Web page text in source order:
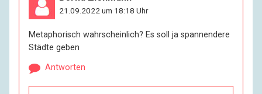
21.09.2022 um 18:18 Uhr
Metaphorisch wahrscheinlich? Es soll ja spannendere
Städte geben
Antworten